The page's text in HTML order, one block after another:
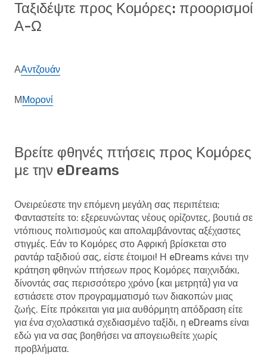
Ταξιδέψτε προς Κομόρες: προορισμοί
Α-Ω
ΑΑντζουάν
ΜΜορονί
Βρείτε φθηνές πτήσεις προς Κομόρες
με την eDreams
Ονειρεύεστε την επόμενη μεγάλη σας περιπέτεια;
Φανταστείτε το: εξερευνώντας νέους ορίζοντες, βουτιά σε
ντόπιους πολιτισμούς και απολαμβάνοντας αξέχαστες
στιγμές. Εάν το Κομόρες στο Αφρική βρίσκεται στο
ραντάρ ταξιδιού σας, είστε έτοιμοι! Η eDreams κάνει την
κράτηση φθηνών πτήσεων προς Κομόρες παιχνιδάκι,
δίνοντάς σας περισσότερο χρόνο (και μετρητά) για να
εστιάσετε στον προγραμματισμό των διακοπών μιας
ζωής. Είτε πρόκειται για μια αυθόρμητη απόδραση είτε
για ένα σχολαστικά σχεδιασμένο ταξίδι, η eDreams είναι
εδώ για να σας βοηθήσει να απογειωθείτε χωρίς
προβλήματα.